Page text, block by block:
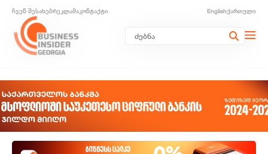
ჩვენ შესახებრეკლამაკონტაქტი Englishქართული